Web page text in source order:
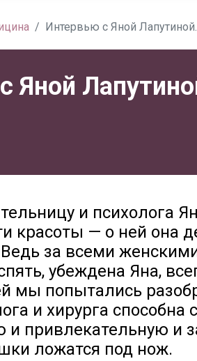
Интервью с Яной
Яной
и психолога
красоты — о ней она
за всеми
убеждена Яна,
мы попытались
и хирурга
привлекательную и
ложатся под нож.